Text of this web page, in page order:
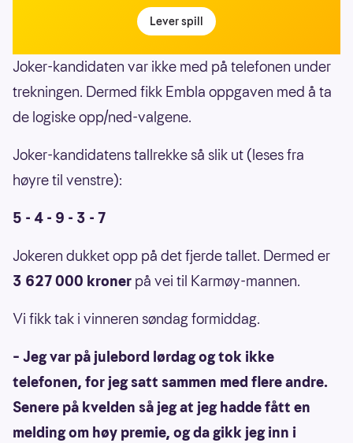
Lever spill
Joker-kandidaten var ikke med på telefonen under
trekningen. Dermed fikk Embla oppgaven med å ta
de logiske opp/ned-valgene.
Joker-kandidatens tallrekke så slik ut (leses fra
høyre til venstre):
5 - 4 - 9 - 3 - 7
Jokeren dukket opp på det fjerde tallet. Dermed er
3 627 000 kroner på vei til Karmøy-mannen.
Vi fikk tak i vinneren søndag formiddag.
– Jeg var på julebord lørdag og tok ikke
telefonen, for jeg satt sammen med flere andre.
Senere på kvelden så jeg at jeg hadde fått en
melding om høy premie, og da gikk jeg inn i